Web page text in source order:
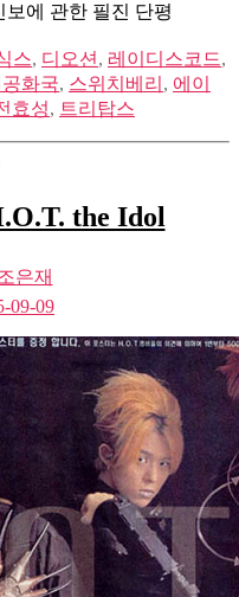
에 관한 필진 단평
스, 디오션 , 레이디스코드,
화국, 스위치베리 , 에이
효성, 트리탑스
the Idol
은재
09-09